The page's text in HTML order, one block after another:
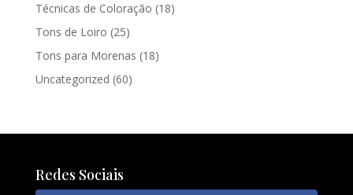
Técnicas de Coloração (18)
Tons de Loiro (25)
Tons para Morenas (18)
Uncategorized (60)
Redes Sociais